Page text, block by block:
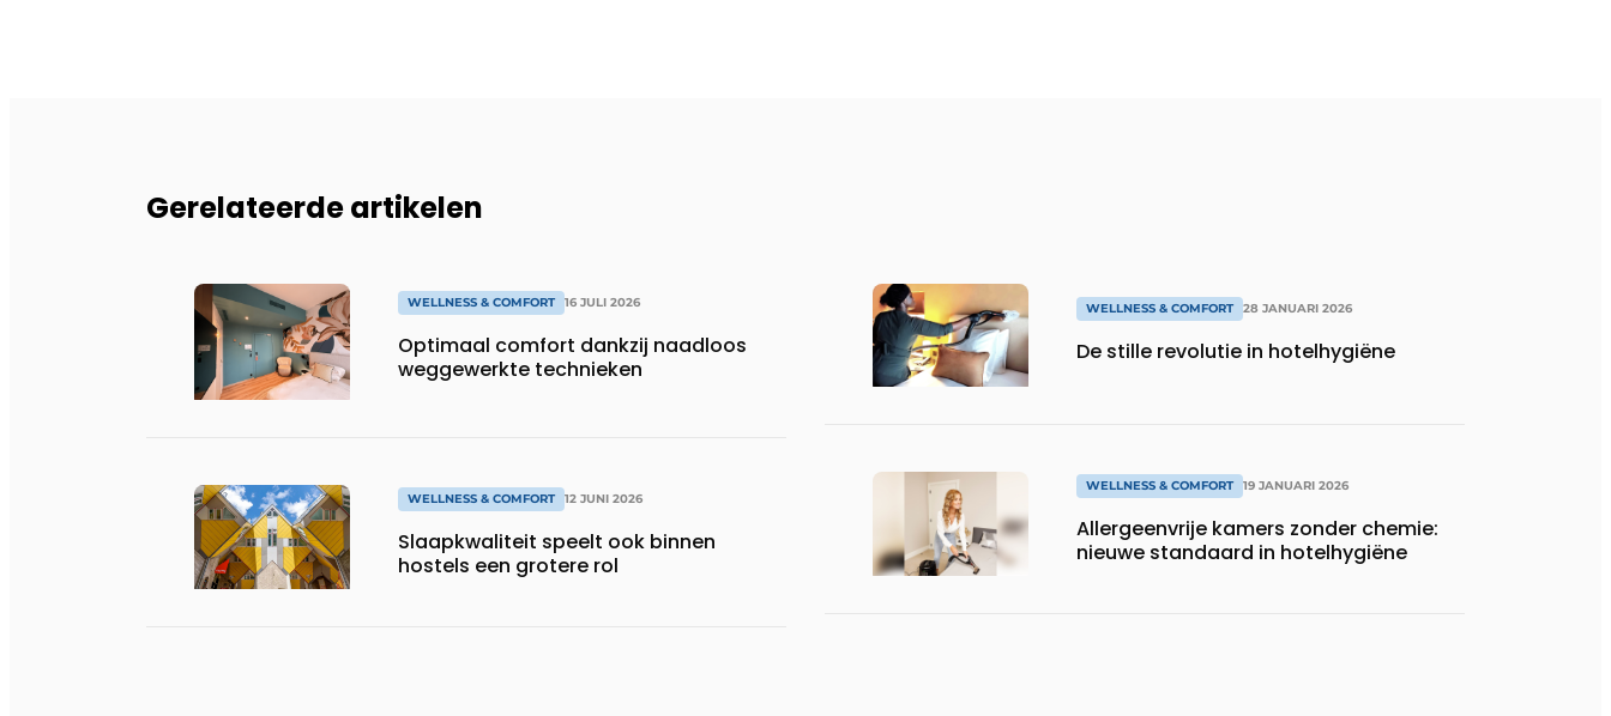
Gerelateerde artikelen
WELLNESS & COMFORT 16 JULI 2026
Optimaal comfort dankzij naadloos
weggewerkte technieken
WELLNESS & COMFORT 12 JUNI 2026
Slaapkwaliteit speelt ook binnen
hostels een grotere rol
WELLNESS & COMFORT 28 JANUARI 2026
De stille revolutie in hotelhygiëne
WELLNESS & COMFORT 19 JANUARI 2026
Allergeenvrije kamers zonder chemie:
nieuwe standaard in hotelhygiëne